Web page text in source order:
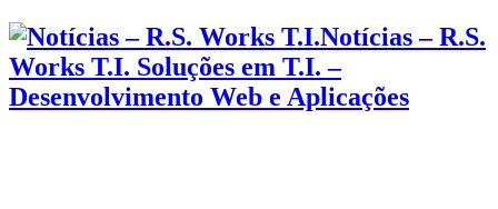
Notícias – R.S.
Works T.I. Soluções em T.I. –
Desenvolvimento Web e Aplicações